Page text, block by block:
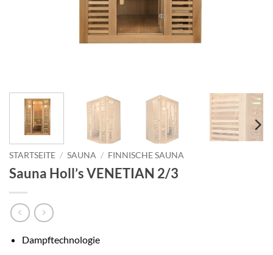
STARTSEITE / SAUNA / FINNISCHE SAUNA
Sauna Holl’s VENETIAN 2/3
Dampftechnologie